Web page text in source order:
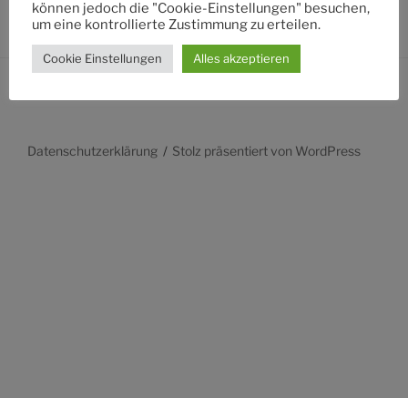
Datenschutzerklärung Stolz präsentiert von WordPress
können jedoch die "Cookie-Einstellungen" besuchen,
um eine kontrollierte Zustimmung zu erteilen.
Cookie Einstellungen Alles akzeptieren